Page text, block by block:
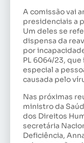
A comissão vai
presidenciais a
Um deles se
dispensa da
por
PL 6064/23,
especial a
causada pelo
Nas próximas
ministro da
dos Direitos
secretária
Deficiência,